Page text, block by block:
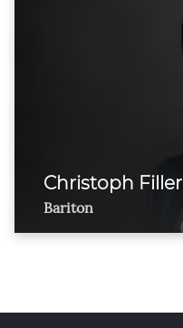
Christoph Filler
Bariton